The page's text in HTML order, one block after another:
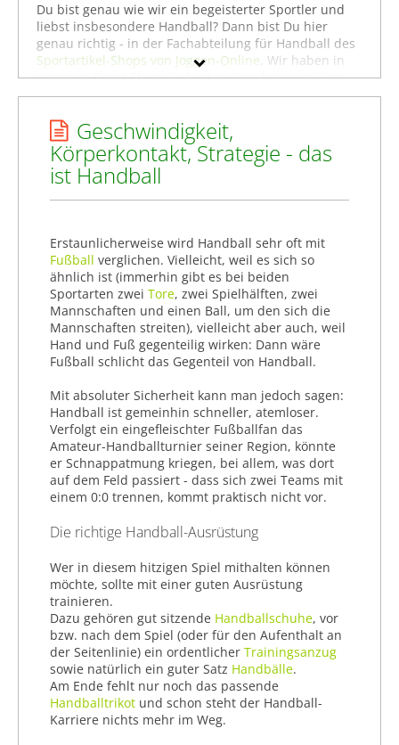
Handballtrikots
Schiedsrichter-Zubehör
Trainingsanzüge
Marke
Geschlecht
% Sale
Farbe
Du bist genau wie wir ein begeisterter Sportler und
liebst insbesondere Handball? Dann bist Du hier
genau richtig - in der Fachabteilung für Handball des
Sportartikel-Shops von Joggen-Online . Wir haben in
unserem Sport-Shop die besten Angebote aus über
100 Online-Shops für Sportartikel zusammengestellt
Produktspektrum alles anzubieten, was man als
Sportler benötigt, wenn man sich für Handball
begeistert - ganz gleich, ob man Anfänger,
ambitionierter Amateuer-Sportler oder schon ein Profi
im Handball ist. Um gezielter zu stöbern, kannst Du
Handbälleumschauen. Dort findest Du eine große
Auswahl an Sportartikeln von bekannten Marken wie
Kempa,HUMMELoderErima. Viel Spaß beim Stöbern!
Hoffentlich findest Du bei uns genau das, was Du zum
Handball benötigst.
Geschwindigkeit,
Körperkontakt, Strategie - das
ist Handball
Erstaunlicherweise wird Handball sehr oft mit
Fußball verglichen. Vielleicht, weil es sich so
ähnlich ist (immerhin gibt es bei beiden
Sportarten zwei Tore, zwei Spielhälften, zwei
Mannschaften und einen Ball, um den sich die
Mannschaften streiten), vielleicht aber auch, weil
Hand und Fuß gegenteilig wirken: Dann wäre
Fußball schlicht das Gegenteil von Handball.
Mit absoluter Sicherheit kann man jedoch sagen:
Handball ist gemeinhin schneller, atemloser.
Verfolgt ein eingefleischter Fußballfan das
Amateur-Handballturnier seiner Region, könnte
er Schnappatmung kriegen, bei allem, was dort
auf dem Feld passiert - dass sich zwei Teams mit
einem 0:0 trennen, kommt praktisch nicht vor.
Die richtige Handball-Ausrüstung
Wer in diesem hitzigen Spiel mithalten können
möchte, sollte mit einer guten Ausrüstung
trainieren.
Dazu gehören gut sitzende Handballschuhe, vor
bzw. nach dem Spiel (oder für den Aufenthalt an
der Seitenlinie) ein ordentlicher Trainingsanzug
sowie natürlich ein guter Satz Handbälle.
Am Ende fehlt nur noch das passende
Handballtrikot und schon steht der Handball-
Karriere nichts mehr im Weg.